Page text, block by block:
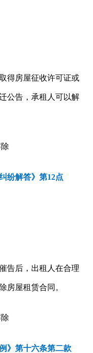
得房屋征收许可证或
公告，承租人可以解
纷解答》第12点
告后，出租人在合理
房屋租赁合同。
》第十六条第二款